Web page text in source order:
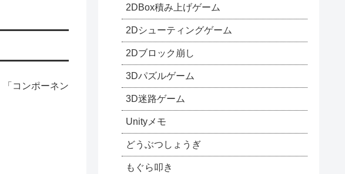
コンポーネン
2DBox積み上げゲーム
2Dシューティングゲーム
2Dブロック崩し
3Dパズルゲーム
3D迷路ゲーム
Unityメモ
どうぶつしょうぎ
もぐら叩き